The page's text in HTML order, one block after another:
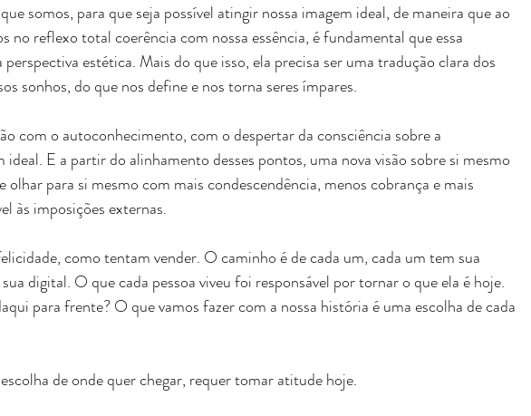
somos, para que seja possível atingir nossa imagem ideal, de maneira que ao
no reflexo total coerência com nossa essência, é fundamental que essa
perspectiva estética. Mais do que isso, ela precisa ser uma tradução clara dos
sonhos, do que nos define e nos torna seres ímpares.
com o autoconhecimento, com o despertar da consciência sobre a
ideal. E a partir do alinhamento desses pontos, uma nova visão sobre si mesmo
para si mesmo com mais condescendência, menos cobrança e mais
às imposições externas.
como tentam vender. O caminho é de cada um, cada um tem sua
digital. O que cada pessoa viveu foi responsável por tornar o que ela é hoje.
para frente? O que vamos fazer com a nossa história é uma escolha de cada
de onde quer chegar, requer tomar atitude hoje.